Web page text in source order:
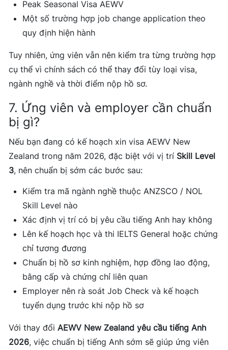
Peak Seasonal Visa AEWV
Một số trường hợp job change application theo
quy định hiện hành
Tuy nhiên, ứng viên vẫn nên kiểm tra từng trường hợp
cụ thể vì chính sách có thể thay đổi tùy loại visa,
ngành nghề và thời điểm nộp hồ sơ.
7. Ứng viên và employer cần chuẩn
bị gì?
Nếu bạn đang có kế hoạch xin visa AEWV New
Zealand trong năm 2026, đặc biệt với vị trí Skill Level
3, nên chuẩn bị sớm các bước sau:
Kiểm tra mã ngành nghề thuộc ANZSCO / NOL
Skill Level nào
Xác định vị trí có bị yêu cầu tiếng Anh hay không
Lên kế hoạch học và thi IELTS General hoặc chứng
chỉ tương đương
Chuẩn bị hồ sơ kinh nghiệm, hợp đồng lao động,
bằng cấp và chứng chỉ liên quan
Employer nên rà soát Job Check và kế hoạch
tuyển dụng trước khi nộp hồ sơ
Với thay đổiAEWV New Zealand yêu cầu tiếng Anh
2026, việc chuẩn bị tiếng Anh sớm sẽ giúp ứng viên